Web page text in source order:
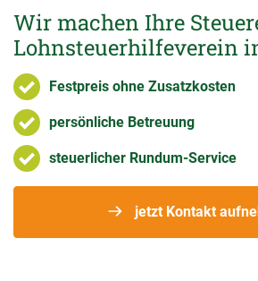
Wir machen Ihre
Lohnsteuerhilfeverein
Festpreis ohne Zusatzkosten
persönliche Betreuung
steuerlicher Rundum-Service
jetzt Kontakt